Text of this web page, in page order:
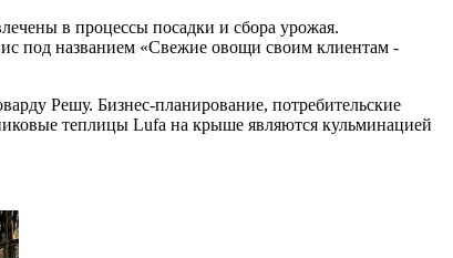
в процессы посадки и сбора урожая.
под названием «Свежие овощи своим клиентам -
Решу. Бизнес-планирование, потребительские
теплицы Lufa на крыше являются кульминацией